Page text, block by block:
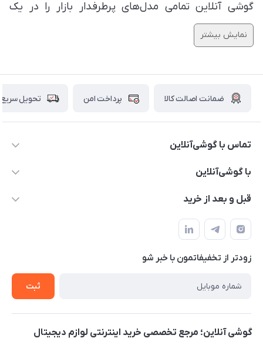
گوشی آنلاین تمامی مدل‌های پرطرفدار بازار را در یک
صفحه در اختیار شما قرار داده است.
نمایش بیشتر
ضمانت اصالت کالا پرداخت امن تحویل سریع
تماس با گوشی‌آنلاین
۰۲۱91001221
با گوشی‌آنلاین
درباره ما
حساب کاربری
حریم خصوصی
بلاگ
قبل و بعد از خرید
نحوه خرید از گوشی آنلاین
شرایط ضمانت هفت روزه
روش ارسال کالا در گوشی آنلاین
روش بازگردانی کالا
زودتر از تخفیفاتمون با خبر شو
ثبت
گوشی آنلاین؛ مرجع تخصصی خرید اینترنتی لوازم دیجیتال